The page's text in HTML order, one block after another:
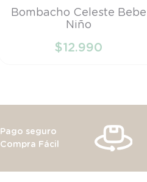
Talla
AÑADIR AL CARRITO
Bombacho Celeste Bebe
Niño
$12.990
Pago seguro
Compra Fácil